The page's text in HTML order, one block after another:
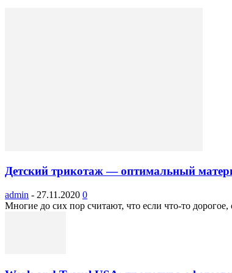
Детский трикотаж — оптимальный
admin - 27.11.2020 0
Многие до сих пор считают, что если что-то